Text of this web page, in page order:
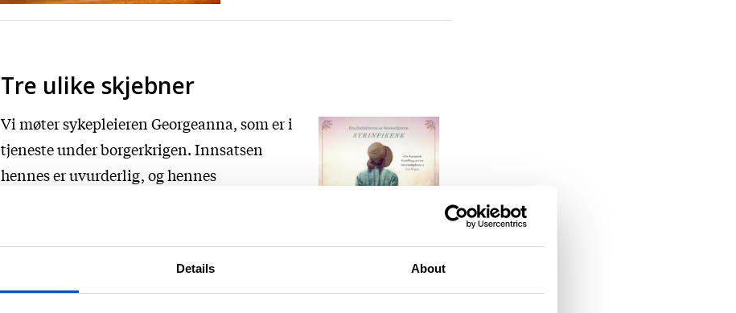
Details About
Tre ulike skjebner
Vi møter sykepleieren Georgeanna, som er i
tjeneste under borgerkrigen. Innsatsen
hennes er uvurderlig, og hennes
slavekvinnen lever under fryktelige forhold
på en plantasje i sørstatene. I romanen får